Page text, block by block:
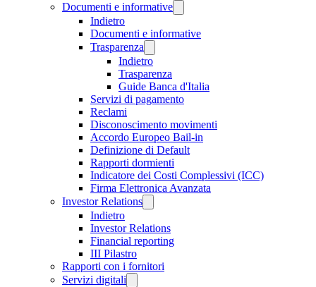
Documenti e informative
Indietro
Documenti e informative
Trasparenza
Indietro
Trasparenza
Guide Banca d'Italia
Servizi di pagamento
Reclami
Disconoscimento movimenti
Accordo Europeo Bail-in
Definizione di Default
Rapporti dormienti
Indicatore dei Costi Complessivi (ICC)
Firma Elettronica Avanzata
Investor Relations
Indietro
Investor Relations
Financial reporting
III Pilastro
Rapporti con i fornitori
Servizi digitali